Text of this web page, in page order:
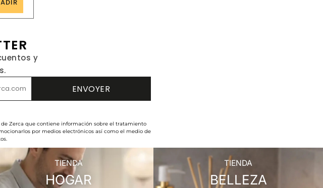
y
Zerca que contiene información sobre el tratamiento
por medios electrónicos así como el medio de
TIENDA
HOGAR
TIENDA
BELLEZA